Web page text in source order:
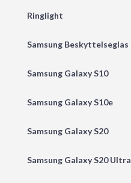
Ringlight
Samsung Beskyttelseglas
Samsung Galaxy S10
Samsung Galaxy S10e
Samsung Galaxy S20
Samsung Galaxy S20 Ultra